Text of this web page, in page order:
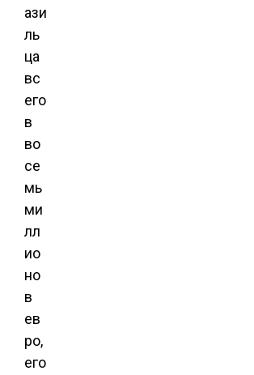
ази
ль
ца
вс
его
в
во
се
мь
ми
лл
ио
но
в
ев
ро,
его